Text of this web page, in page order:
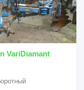
VariDiamant